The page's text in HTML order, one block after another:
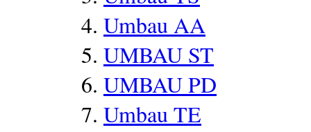
Umbau AA
UMBAU ST
UMBAU PD
Umbau TE